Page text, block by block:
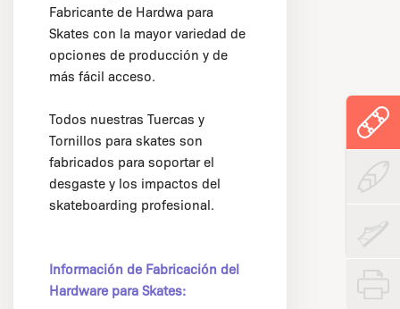
Fabricante de Hardwa para
Skates con la mayor variedad de
opciones de producción y de
más fácil acceso.
Todos nuestras Tuercas y
Tornillos para skates son
fabricados para soportar el
desgaste y los impactos del
skateboarding profesional.
Información de Fabricación del
Hardware para Skates: